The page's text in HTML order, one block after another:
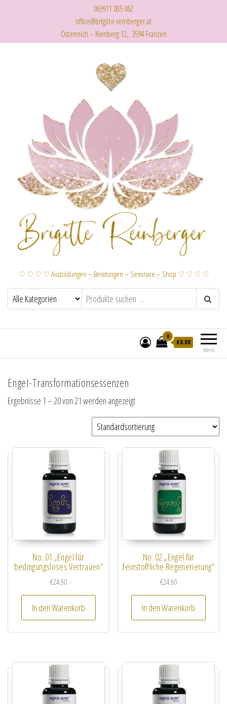
069911 085 062
office@brigitte-reinberger.at
Österreich – Kienberg 12, 3594 Franzen
♡ ♡ ♡ ♡ Ausbildungen – Beratungen – Seminare – Shop ♡ ♡ ♡ ♡
Menü
0
€0.00
Engel-Transformationsessenzen
Ergebnisse 1 – 20 von 21 werden angezeigt
No. 01 „Engel für
bedingungsloses Vertrauen“
€24.90
In den Warenkorb
No. 02 „Engel für
feinstoffliche Regenerierung“
€24.90
In den Warenkorb